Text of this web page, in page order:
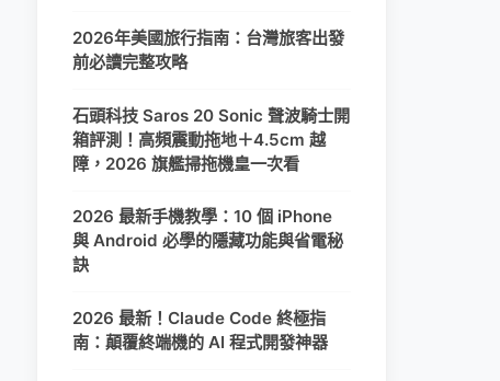
2026年美國旅行指南：台灣旅客出發
前必讀完整攻略
石頭科技 Saros 20 Sonic 聲波騎士開
箱評測！高頻震動拖地＋4.5cm 越
障，2026 旗艦掃拖機皇一次看
2026 最新手機教學：10 個 iPhone
與 Android 必學的隱藏功能與省電秘
訣
2026 最新！Claude Code 終極指
南：顛覆終端機的 AI 程式開發神器